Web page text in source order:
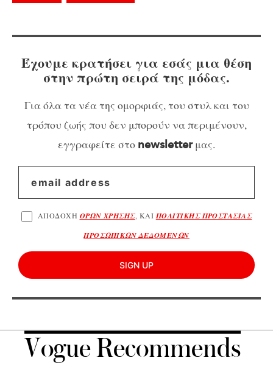
Έχουμε κρατήσει για εσάς μια θέση
στην πρώτη σειρά της μόδας.
Για όλα τα νέα της ομορφιάς, του στυλ και του
τρόπου ζωής που δεν μπορούν να περιμένουν,
εγγραφείτε στο newsletterμας.
ΑΠΟΔΟΧΗ ΟΡΩΝ ΧΡΗΣΗΣ, ΚΑΙΠΟΛΙΤΙΚΗΣ ΠΡΟΣΤΑΣΙΑΣ
ΠΡΟΣΩΠΙΚΩΝ ΔΕΔΟΜΕΝΩΝ
SIGN UP
Vogue Recommends